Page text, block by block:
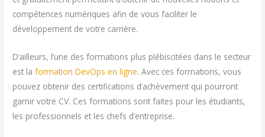
compétences numériques afin de vous faciliter le
développement de votre carrière.
D’ailleurs, l’une des formations plus plébiscitées dans le secteur
est laformation DevOps en ligne. Avec ces formations, vous
pouvez obtenir des certifications d’achèvement qui pourront
garnir votre CV. Ces formations sont faites pour les étudiants,
les professionnels et les chefs d’entreprise.